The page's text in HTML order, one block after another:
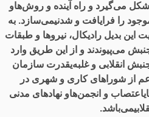
شکل می‌گیرد و راه آینده و روش‌هاو
را فرایافت و شدنیمی‌سازد. به
بدیل رادیکال، نیروها و طبقات
می‌پیوندند و از این طریق وارد
انقلابی و غلبه‌یقدرت سازمان
از شوراهای کاری و شهری در
و انجمن‌هاو نهادهای مدنی